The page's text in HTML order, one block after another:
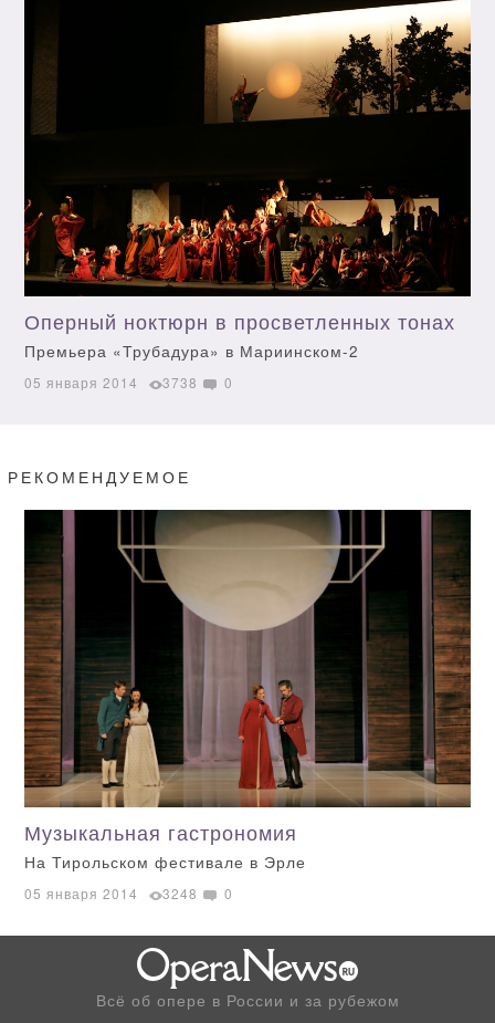
Оперный ноктюрн в просветленных тонах
Премьера «Трубадура» в Мариинском-2
05 января 2014 3738 0
РЕКОМЕНДУЕМОЕ
Музыкальная гастрономия
На Тирольском фестивале в Эрле
05 января 2014 3248 0
Всё об опере в России и за рубежом